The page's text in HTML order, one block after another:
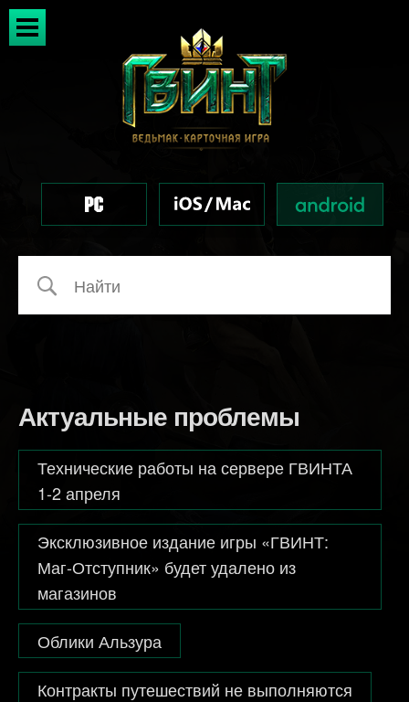
Актуальные проблемы
Технические работы на сервере ГВИНТА
1-2 апреля
Эксклюзивное издание игры «ГВИНТ:
Маг-Отступник» будет удалено из
магазинов
Облики Альзура
Контракты путешествий не выполняются